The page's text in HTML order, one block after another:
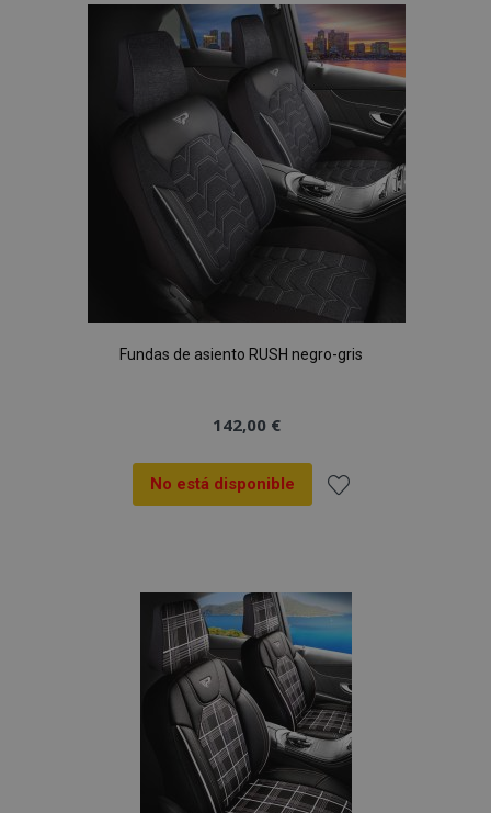
Lista
de
Deseos
Fundas de asiento RUSH negro-gris
142,00 €
No está disponible
Lista
de
Deseos